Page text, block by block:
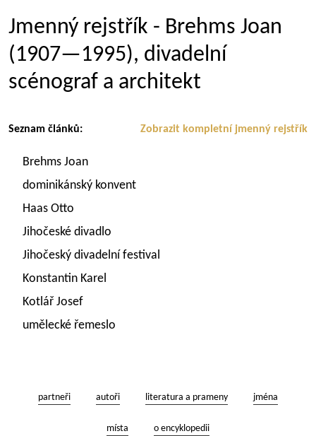
Jmenný rejstřík - Brehms Joan
(1907—1995), divadelní
scénograf a architekt
Zobrazit kompletní jmenný rejstřík
Seznam článků:
Brehms Joan
dominikánský konvent
Haas Otto
Jihočeské divadlo
Jihočeský divadelní festival
Konstantin Karel
Kotlář Josef
umělecké řemeslo
partneři autoři literatura a prameny jména
místa o encyklopedii